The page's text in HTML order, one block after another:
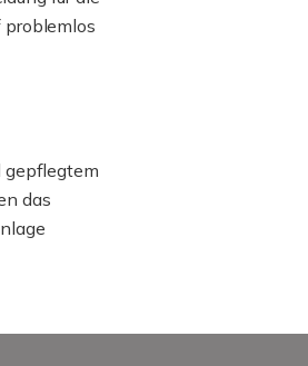
problemlos
gepflegtem
das